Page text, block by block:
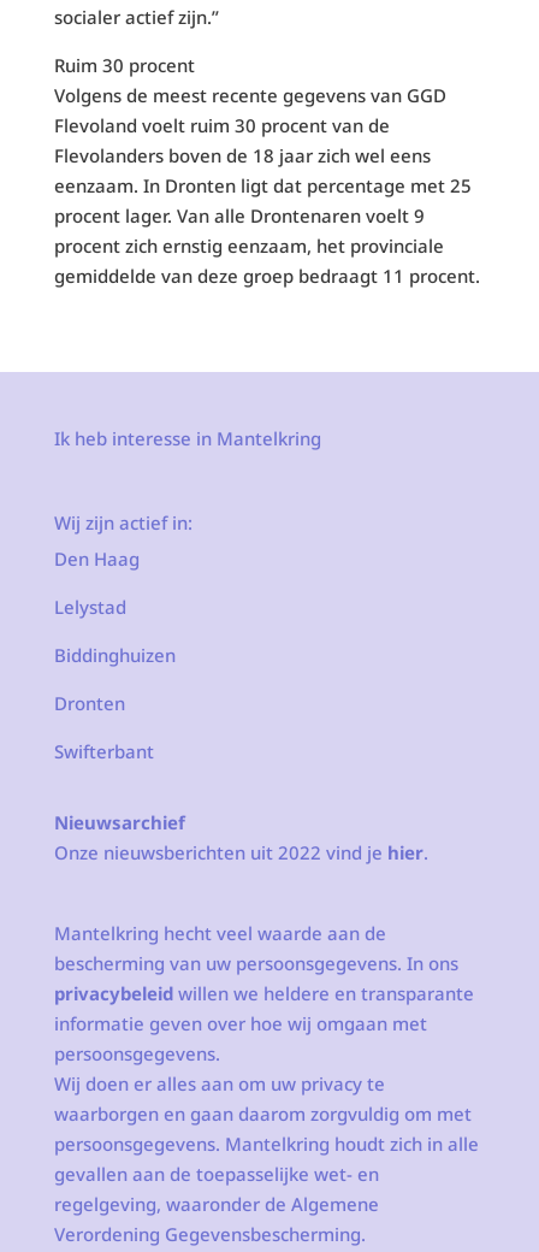
socialer actief zijn.”
Ruim 30 procent
Volgens de meest recente gegevens van GGD
Flevoland voelt ruim 30 procent van de
Flevolanders boven de 18 jaar zich wel eens
eenzaam. In Dronten ligt dat percentage met 25
procent lager. Van alle Drontenaren voelt 9
procent zich ernstig eenzaam, het provinciale
gemiddelde van deze groep bedraagt 11 procent.
Ik heb interesse in Mantelkring
Wij zijn actief in:
Den Haag
Lelystad
Biddinghuizen
Dronten
Swifterbant
Nieuwsarchief
Onze nieuwsberichten uit 2022 vind je hier.
Mantelkring hecht veel waarde aan de
bescherming van uw persoonsgegevens. In ons
privacybeleidwillen we heldere en transparante
informatie geven over hoe wij omgaan met
persoonsgegevens.
Wij doen er alles aan om uw privacy te
waarborgen en gaan daarom zorgvuldig om met
persoonsgegevens. Mantelkring houdt zich in alle
gevallen aan de toepasselijke wet- en
regelgeving, waaronder de Algemene
Verordening Gegevensbescherming.